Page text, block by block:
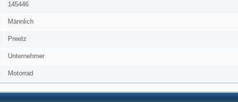
145446
Männlich
Preetz
Unternehmer
Motorrad